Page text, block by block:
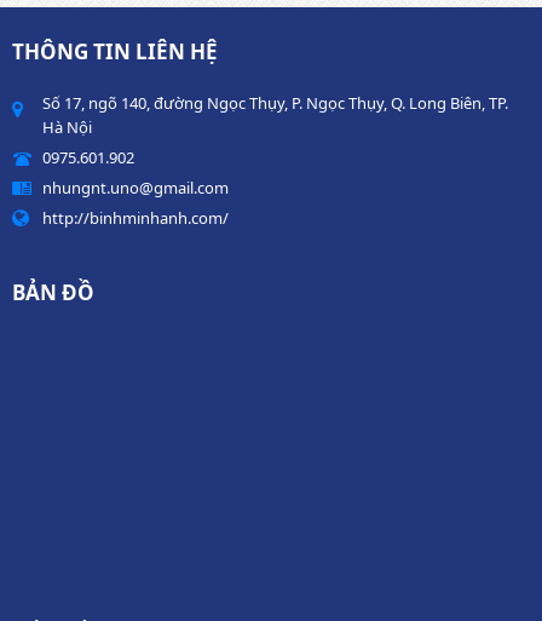
THÔNG TIN LIÊN HỆ
Số 17, ngõ 140, đường Ngọc Thụy, P. Ngọc Thụy, Q. Long Biên, TP.
Hà Nội
0975.601.902
nhungnt.uno@gmail.com
http://binhminhanh.com/
BẢN ĐỒ